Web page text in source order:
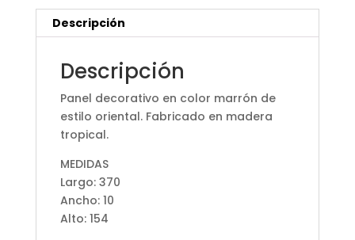
Descripción
Descripción
Panel decorativo en color marrón de
estilo oriental. Fabricado en madera
tropical.
MEDIDAS
Largo: 370
Ancho: 10
Alto: 154